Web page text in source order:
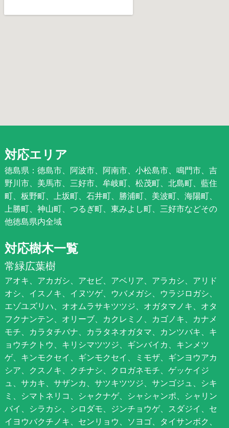
対応エリア
徳島県：徳島市、阿波市、阿南市、小松島市、鳴門市、吉
野川市、美馬市、三好市、牟岐町、松茂町、北島町、藍住
町、板野町、上坂町、石井町、勝浦町、美波町、海陽町、
上勝町、神山町、つるぎ町、東みよし町、三好市などその
他徳島県内全域
対応樹木一覧
常緑広葉樹
アオキ、アカガシ、アセビ、アベリア、アラカシ、アリド
オシ、イスノキ、イヌツゲ、ウバメガシ、ウラジロガシ、
エゾユズリハ、オオムラサキツツジ、オガタマノキ、オタ
フクナンテン、オリーブ、カクレミノ、カゴノキ、カナメ
モチ、カラタチバナ、カラタネオガタマ、カンツバキ、キ
ョウチクトウ、キリシマツツジ、ギンバイカ、キンメツ
ゲ、キンモクセイ、ギンモクセイ、ミモザ、ギンヨウアカ
シア、クスノキ、クチナシ、クロガネモチ、ゲッケイジ
ュ、サカキ、サザンカ、サツキツツジ、サンゴジュ、シキ
ミ、シマトネリコ、シャクナゲ、シャシャンポ、シャリン
バイ、シラカシ、シロダモ、ジンチョウゲ、スダジイ、セ
イヨウバクチノキ、センリョウ、ソヨゴ、タイサンボク、